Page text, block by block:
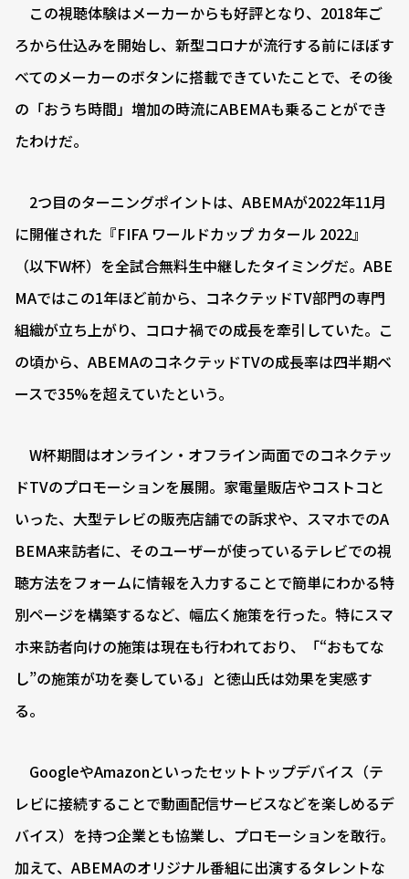
この視聴体験はメーカーからも好評となり、2018年ご
ろから仕込みを開始し、新型コロナが流行する前にほぼす
べてのメーカーのボタンに搭載できていたことで、その後
の「おうち時間」増加の時流にABEMAも乗ることができ
たわけだ。
2つ目のターニングポイントは、ABEMAが2022年11月
に開催された『FIFA ワールドカップ カタール 2022』
（以下W杯）を全試合無料生中継したタイミングだ。ABE
MAではこの1年ほど前から、コネクテッドTV部門の専門
組織が立ち上がり、コロナ禍での成長を牽引していた。こ
の頃から、ABEMAのコネクテッドTVの成長率は四半期ベ
ースで35%を超えていたという。
W杯期間はオンライン・オフライン両面でのコネクテッ
ドTVのプロモーションを展開。家電量販店やコストコと
いった、大型テレビの販売店舗での訴求や、スマホでのA
BEMA来訪者に、そのユーザーが使っているテレビでの視
聴方法をフォームに情報を入力することで簡単にわかる特
別ページを構築するなど、幅広く施策を行った。特にスマ
ホ来訪者向けの施策は現在も行われており、「“おもてな
し”の施策が功を奏している」と徳山氏は効果を実感す
る。
GoogleやAmazonといったセットトップデバイス（テ
レビに接続することで動画配信サービスなどを楽しめるデ
バイス）を持つ企業とも協業し、プロモーションを敢行。
加えて、ABEMAのオリジナル番組に出演するタレントな